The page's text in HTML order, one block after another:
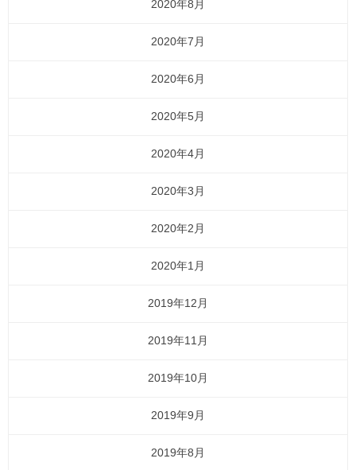
2020年8月
2020年7月
2020年6月
2020年5月
2020年4月
2020年3月
2020年2月
2020年1月
2019年12月
2019年11月
2019年10月
2019年9月
2019年8月